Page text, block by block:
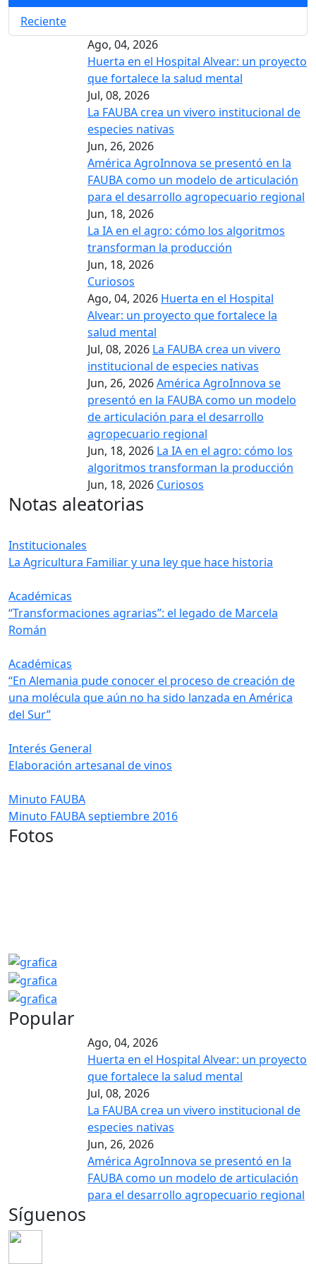
Reciente
Ago, 04, 2026
Huerta en el Hospital Alvear: un proyecto
que fortalece la salud mental
Jul, 08, 2026
La FAUBA crea un vivero institucional de
especies nativas
Jun, 26, 2026
América AgroInnova se presentó en la
FAUBA como un modelo de articulación
para el desarrollo agropecuario regional
Jun, 18, 2026
La IA en el agro: cómo los algoritmos
transforman la producción
Jun, 18, 2026
Curiosos
Ago, 04, 2026 Huerta en el Hospital
Alvear: un proyecto que fortalece la
salud mental
Jul, 08, 2026 La FAUBA crea un vivero
institucional de especies nativas
Jun, 26, 2026América AgroInnova se
presentó en la FAUBA como un modelo
de articulación para el desarrollo
agropecuario regional
Jun, 18, 2026 La IA en el agro: cómo los
algoritmos transforman la producción
Jun, 18, 2026 Curiosos
Notas aleatorias
Institucionales
La Agricultura Familiar y una ley que hace historia
Académicas
“Transformaciones agrarias”: el legado de Marcela
Román
Académicas
“En Alemania pude conocer el proceso de creación de
una molécula que aún no ha sido lanzada en América
del Sur”
Interés General
Elaboración artesanal de vinos
Minuto FAUBA
Minuto FAUBA septiembre 2016
Fotos
Popular
Ago, 04, 2026
Huerta en el Hospital Alvear: un proyecto
que fortalece la salud mental
Jul, 08, 2026
La FAUBA crea un vivero institucional de
especies nativas
Jun, 26, 2026
América AgroInnova se presentó en la
FAUBA como un modelo de articulación
para el desarrollo agropecuario regional
Síguenos